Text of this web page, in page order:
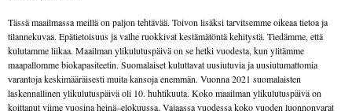
Tässä maailmassa meillä on paljon tehtävää. Toivon lisäksi tarvitsemme oikeaa tietoa ja
tilannekuvaa. Epätietoisuus ja valhe ruokkivat kestämätöntä kehitystä. Tiedämme, että
kulutamme liikaa. Maailman ylikulutuspäivä on se hetki vuodesta, kun ylitämme
maapallomme biokapasiteetin. Suomalaiset kuluttavat uusiutuvia ja uusiutumattomia
varantoja keskimääräisesti muita kansoja enemmän. Vuonna 2021 suomalaisten
laskennallinen ylikulutuspäivä oli 10. huhtikuuta. Koko maailman ylikulutuspäivä on
koittanut viime vuosina heinä–elokuussa. Vajaassa vuodessa koko vuoden luonnonvarat